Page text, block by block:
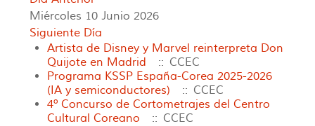
Miércoles 10 Junio 2026
Siguiente Día
Artista de Disney y Marvel reinterpreta Don
Quijote en Madrid
:: CCEC
Programa KSSP España-Corea 2025-2026
(IA y semiconductores)
:: CCEC
4º Concurso de Cortometrajes del Centro
Cultural Coreano
:: CCEC